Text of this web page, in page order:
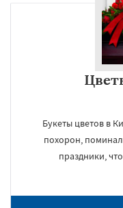
Букеты цветов в
похорон,
праздники,